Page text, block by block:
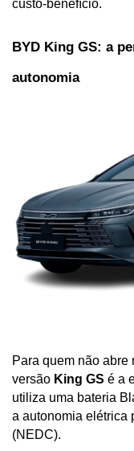
custo-benefício.
BYD King GS: a
autonomia
Para quem não abre
versão King GS é a
utiliza uma bateria
a autonomia elétrica
(NEDC).